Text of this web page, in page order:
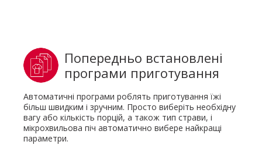
Попередньо встановлені
програми приготування
Автоматичні програми роблять приготування їжі
більш швидким і зручним. Просто виберіть необхідну
вагу або кількість порцій, а також тип страви, і
мікрохвильова піч автоматично вибере найкращі
параметри.